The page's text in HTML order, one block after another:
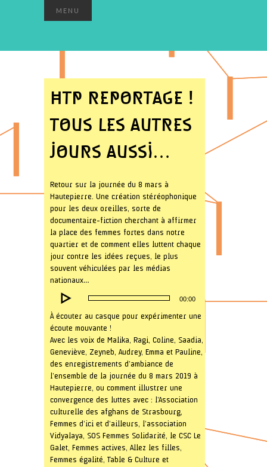
MENU
HTP REPORTAGE !
TOUS LES AUTRES
JOURS AUSSI…
Retour sur la journée du 8 mars à
Hautepierre. Une création stéréophonique
pour les deux oreilles, sorte de
documentaire-fiction cherchant à affirmer
la place des femmes fortes dans notre
quartier et de comment elles luttent chaque
jour contre les idées reçues, le plus
souvent véhiculées par les médias
nationaux…
Lecteur
audio
00:00
À écouter au casque pour expérimenter une
écoute mouvante !
Avec les voix de Malika, Ragi, Coline, Saadia,
Geneviève, Zeyneb, Audrey, Emma et Pauline,
des enregistrements d’ambiance de
l’ensemble de la journée du 8 mars 2019 à
Hautepierre, ou comment illustrer une
convergence des luttes avec : l’Association
culturelle des afghans de Strasbourg,
Femmes d’ici et d’ailleurs, l’association
Vidyalaya, SOS Femmes Solidarité, le CSC Le
Galet, Femmes actives, Allez les filles,
Femmes égalité, Table & Culture et